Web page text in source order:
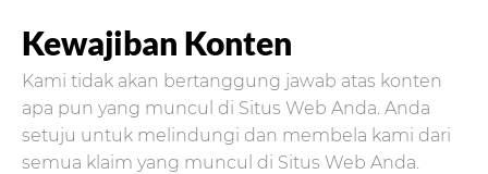
Kewajiban Konten
Kami tidak akan bertanggung jawab atas konten
apa pun yang muncul di Situs Web Anda. Anda
setuju untuk melindungi dan membela kami dari
semua klaim yang muncul di Situs Web Anda.